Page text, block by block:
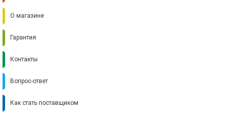
О магазине
Гарантия
Контакты
Вопрос-ответ
Как стать поставщиком